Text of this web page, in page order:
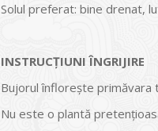
Solul preferat: bine drenat,
INSTRUCŢIUNI ÎNGRIJIRE
Bujorul înflorește primăvara
Nu este o plantă